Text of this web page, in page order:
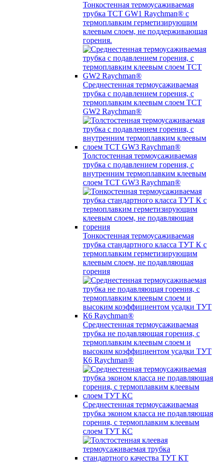
Тонкостенная термоусаживаемая
трубка TCT GW1 Raychman® с
термоплавким герметизирующим
клеевым слоем, не поддерживающая
горения.
Среднестенная термоусаживаемая
трубка c подавлением горения, с
термоплавким клеевым слоем TCT
GW2 Raychman®
Толстостенная термоусаживаемая
трубка c подавлением горения, с
внутренним термоплавким клеевым
слоем TCT GW3 Raychman®
Тонкостенная термоусаживаемая
трубка стандартного класса ТУТ К с
термоплавким герметизирующим
клеевым слоем, не подавляющая
горения
Среднестенная термоусаживаемая
трубка не подавляющая горения, с
термоплавким клеевым слоем и
высоким коэффициентом усадки ТУТ
К6 Raychman®
Среднестенная термоусаживаемая
трубка эконом класса не подавляющая
горения, с термоплавким клеевым
слоем ТУТ КС